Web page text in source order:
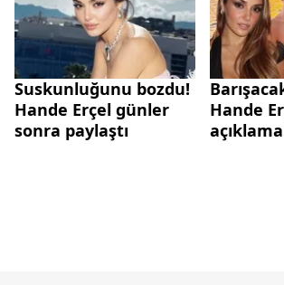
Suskunluğunu bozdu!
Hande Erçel günler
sonra paylaştı
Hande